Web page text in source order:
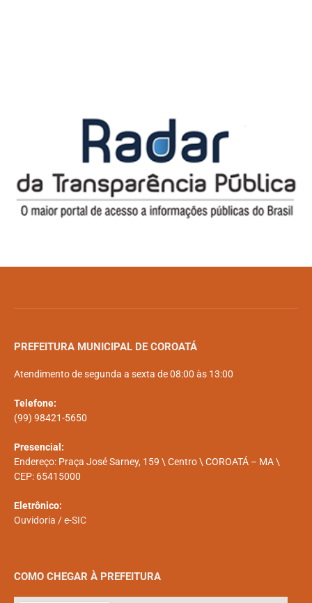
PREFEITURA MUNICIPAL DE COROATÁ
Atendimento de segunda a sexta de 08:00 às 13:00
Telefone:
(99) 98421-5650
Presencial:
Endereço: Praça José Sarney, 159 \ Centro \ COROATÁ – MA \
CEP: 65415000
Eletrônico:
Ouvidoria /e-SIC
COMO CHEGAR À PREFEITURA